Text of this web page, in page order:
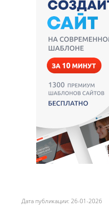
Дата публикации: 26-01-2026